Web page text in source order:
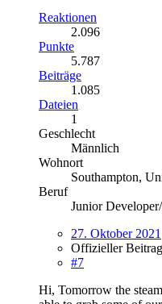
Reaktionen
2.096
Punkte
5.787
Beiträge
1.085
Dateien
1
Geschlecht
Männlich
Wohnort
Southampton,
Beruf
Junior
27. Oktober 2021
Offizieller Beitrag
#7
Hi, Tomorrow the